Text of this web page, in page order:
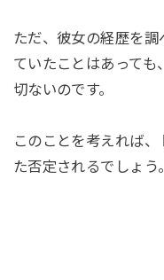
ただ、彼女の経歴を
ていたことはあって
切ないのです。
このことを考えれば
た否定されるでしょう。